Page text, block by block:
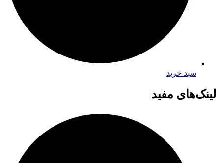
سبد خرید
لینک‌های مفید